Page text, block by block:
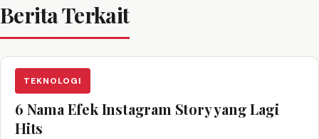
Berita Terkait
TEKNOLOGI
6 Nama Efek Instagram Story yang Lagi
Hits